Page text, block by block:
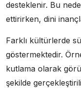
desteklenir. Bu
ettirirken, dini
Farklı kültürlerde
göstermektedir.
kutlama olarak
şekilde